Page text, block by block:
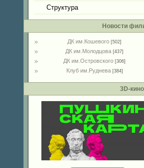
Структура
Новости
ДК им.Кошевого [502]
ДК им.Молодцова [437]
ДК им.Островского [306]
Клуб им.Руднева [384]
3D-